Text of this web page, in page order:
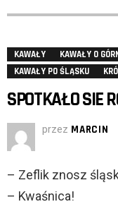
KAWAŁY KAWAŁY O
KAWAŁY PO ŚLĄSKU
SPOTKAŁO SIE
przez MARCIN
– Zeflik znosz
– Kwaśnica!